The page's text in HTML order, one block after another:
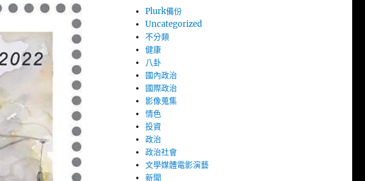
Plurk備份
Uncategorized
不分類
健康
八卦
國內政治
國際政治
影像蒐集
情色
投資
政治
政治社會
文學媒體電影演藝
新聞